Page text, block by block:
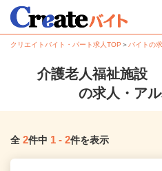
クリエイトバイト・パート求人TOP ＞ バイトの
介護老人福祉施設
の求人・ア
全 2件中 1 - 2件を表示